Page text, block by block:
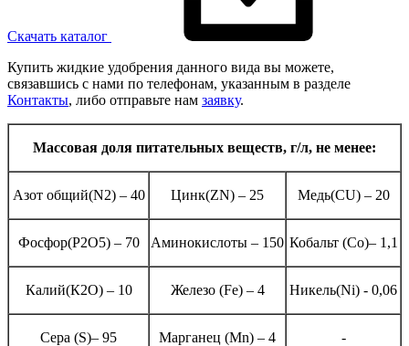
Скачать каталог
Купить жидкие удобрения данного вида вы можете,
связавшись с нами по телефонам, указанным в разделе
Контакты, либо отправьте нам заявку.
Массовая доля питательных веществ, г/л, не менее:
Азот общий(N2) – 40 Цинк(ZN) – 25 Медь(CU) – 20
Фосфор(P2O5) – 70 Аминокислоты – 150 Кобальт (Co)– 1,1
Калий(К2О) – 10 Железо (Fe) – 4 Никель(Ni) - 0,06
Сера (S)– 95 Марганец (Mn) – 4 -